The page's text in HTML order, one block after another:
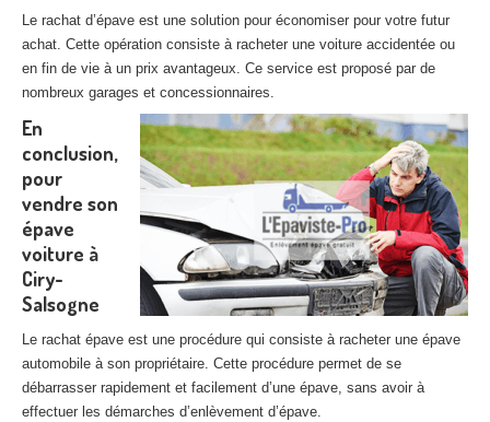
Le rachat d’épave est une solution pour économiser pour votre futur
achat. Cette opération consiste à racheter une voiture accidentée ou
en fin de vie à un prix avantageux. Ce service est proposé par de
nombreux garages et concessionnaires.
En
conclusion,
pour
vendre son
épave
voiture à
Ciry-
Salsogne
Le rachat épave est une procédure qui consiste à racheter une épave
automobile à son propriétaire. Cette procédure permet de se
débarrasser rapidement et facilement d’une épave, sans avoir à
effectuer les démarches d’enlèvement d’épave.